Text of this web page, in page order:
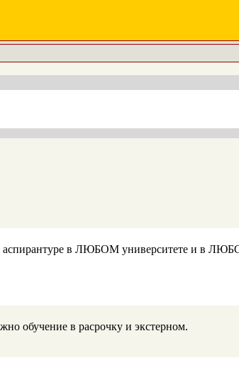
аспирантуре в ЛЮБОМ университете и в
обучение в расрочку и экстерном.